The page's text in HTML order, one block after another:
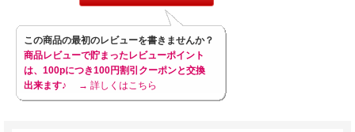
この商品の最初のレビューを書きませんか？
商品レビューで貯まったレビューポイント
は、100pにつき100円割引クーポンと交換
出来ます♪
→ 詳しくはこちら